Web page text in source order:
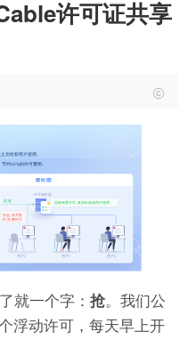
许可证共享
就一个字： 抢。我们公
浮动许可，每天早上开